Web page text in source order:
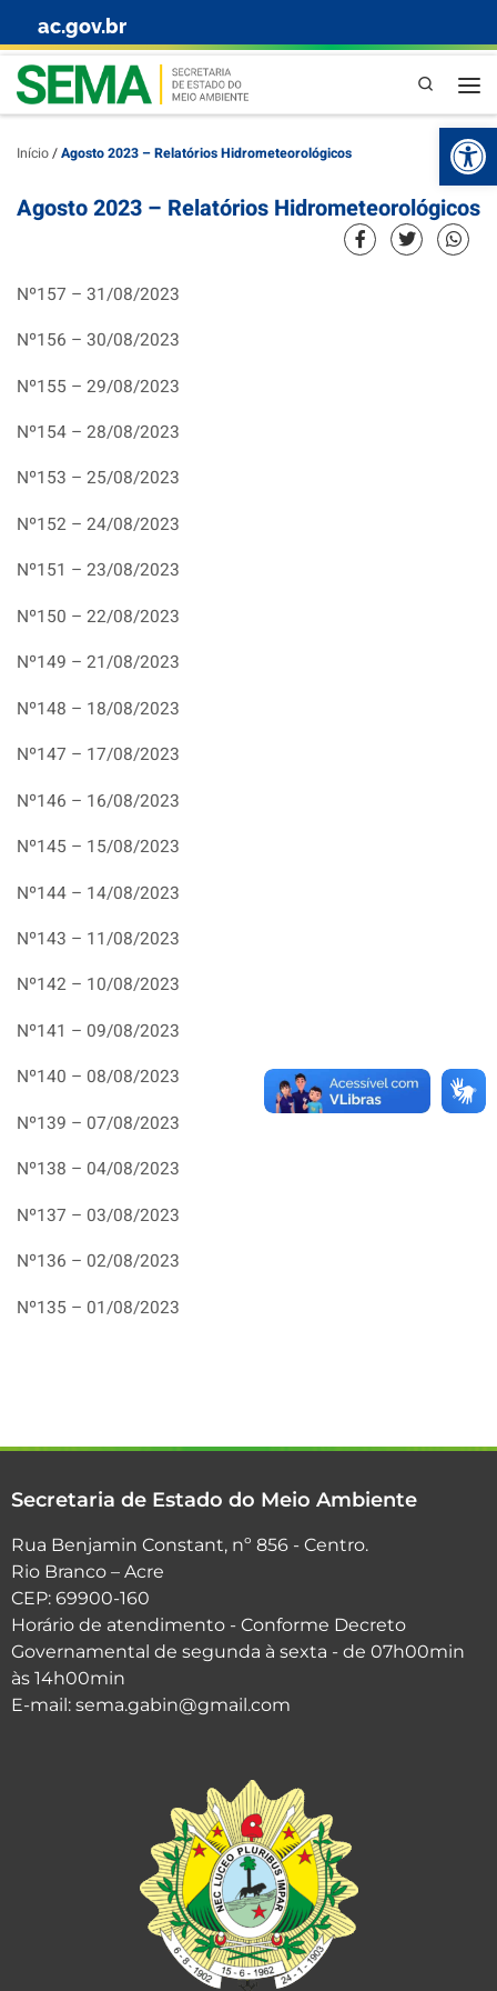
Skip to content
ac.gov.br
Pesquisa
Início/Agosto 2023 – Relatórios Hidrometeorológicos
Agosto 2023 – Relatórios Hidrometeorológicos
Nº157 – 31/08/2023
Nº156 – 30/08/2023
Nº155 – 29/08/2023
Nº154 – 28/08/2023
Nº153 – 25/08/2023
Nº152 – 24/08/2023
Nº151 – 23/08/2023
Nº150 – 22/08/2023
Nº149 – 21/08/2023
Nº148 – 18/08/2023
Nº147 – 17/08/2023
Nº146 – 16/08/2023
Nº145 – 15/08/2023
Nº144 – 14/08/2023
Nº143 – 11/08/2023
Nº142 – 10/08/2023
Nº141 – 09/08/2023
Nº140 – 08/08/2023
Nº139 – 07/08/2023
Nº138 – 04/08/2023
Nº137 – 03/08/2023
Nº136 – 02/08/2023
Nº135 – 01/08/2023
Secretaria de Estado do Meio Ambiente
Rua Benjamin Constant, nº 856 - Centro.
Rio Branco – Acre
CEP: 69900-160
Horário de atendimento - Conforme Decreto
Governamental de segunda à sexta - de 07h00min
às 14h00min
E-mail: sema.gabin@gmail.com